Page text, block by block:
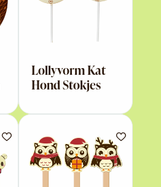
Lollyvorm Kat
Hond Stokjes